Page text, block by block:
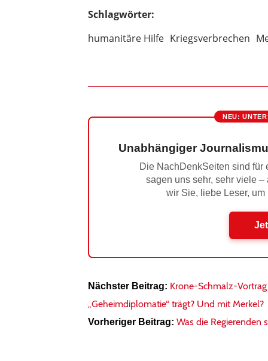
Schlagwörter:
humanitäre Hilfe Kriegsverbrechen
NEU:
Unabhängiger
Die NachDenkSeiten sind
sagen uns sehr, sehr viele
wir Sie, liebe Leser,
Nächster Beitrag: Krone-Schmalz-
„Geheimdiplomatie“ trägt? Und mit Merkel?
Vorheriger Beitrag: Was die Regierenden